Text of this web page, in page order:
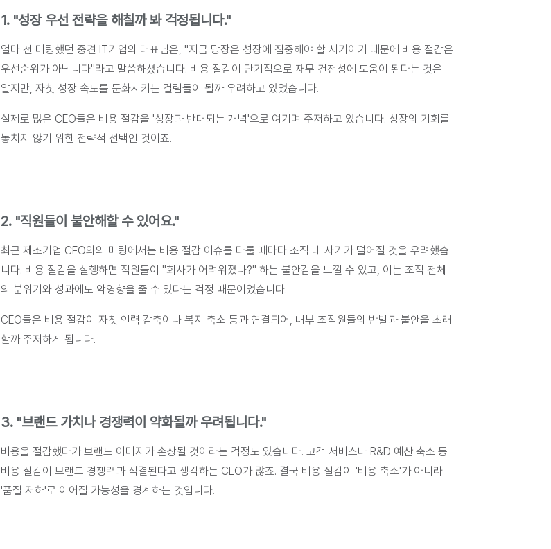
1. "성장 우선 전략을 해칠까 봐 걱정됩니다."
얼마 전 미팅했던 중견 IT기업의 대표님은, "지금 당장은 성장에 집중해야 할 시기이기 때문에 비용 절감은
우선순위가 아닙니다"라고 말씀하셨습니다. 비용 절감이 단기적으로 재무 건전성에 도움이 된다는 것은
알지만, 자칫 성장 속도를 둔화시키는 걸림돌이 될까 우려하고 있었습니다.
실제로 많은 CEO들은 비용 절감을 '성장과 반대되는 개념'으로 여기며 주저하고 있습니다. 성장의 기회를
놓치지 않기 위한 전략적 선택인 것이죠.
2. "직원들이 불안해할 수 있어요."
최근 제조기업 CFO와의 미팅에서는 비용 절감 이슈를 다룰 때마다 조직 내 사기가 떨어질 것을 우려했습
니다. 비용 절감을 실행하면 직원들이 "회사가 어려워졌나?" 하는 불안감을 느낄 수 있고, 이는 조직 전체
의 분위기와 성과에도 악영향을 줄 수 있다는 걱정 때문이었습니다.
CEO들은 비용 절감이 자칫 인력 감축이나 복지 축소 등과 연결되어, 내부 조직원들의 반발과 불안을 초래
할까 주저하게 됩니다.
3. "브랜드 가치나 경쟁력이 약화될까 우려됩니다."
비용을 절감했다가 브랜드 이미지가 손상될 것이라는 걱정도 있습니다. 고객 서비스나 R&D 예산 축소 등
비용 절감이 브랜드 경쟁력과 직결된다고 생각하는 CEO가 많죠. 결국 비용 절감이 '비용 축소'가 아니라
'품질 저하'로 이어질 가능성을 경계하는 것입니다.